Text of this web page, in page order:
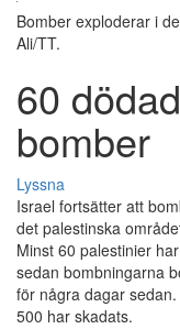
Bomber exploderar i
Ali/TT.
60
bomber
Lyssna
Israel fortsätter att
det palestinska
Minst 60 palestinier
sedan bombningarna
för några dagar sedan.
500 har skadats.